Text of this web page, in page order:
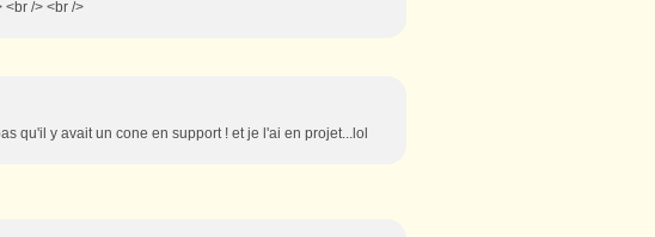
<br /> <br />
qu'il y avait un cone en support ! et je l'ai en projet...lol